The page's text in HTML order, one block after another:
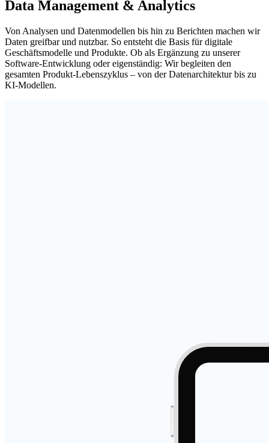
Data Management & Analytics
Von Analysen und Datenmodellen bis hin zu Berichten machen wir
Daten greifbar und nutzbar. So entsteht die Basis für digitale
Geschäftsmodelle und Produkte. Ob als Ergänzung zu unserer
Software-Entwicklung oder eigenständig: Wir begleiten den
gesamten Produkt-Lebenszyklus – von der Datenarchitektur bis zu
KI-Modellen.